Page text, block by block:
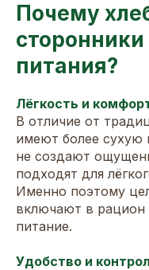
Почему
питания?
Лёгкость и
В отличие от
имеют более сухую
не создают
подходят для
Именно поэтому
включают в рацион
питание.
Удобство и